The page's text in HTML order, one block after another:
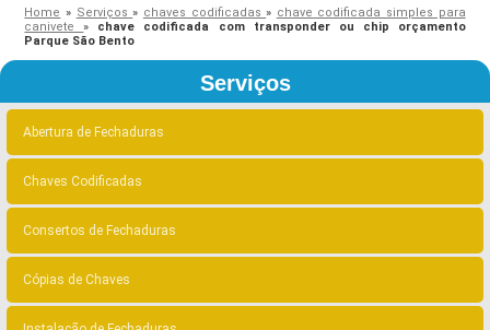
Home » Serviços» chaves codificadas» chave codificada simples para
canivete» chave codificada com transponder ou chip orçamento
Parque São Bento
Serviços
Abertura de Fechaduras
Chaves Codificadas
Consertos de Fechaduras
Cópias de Chaves